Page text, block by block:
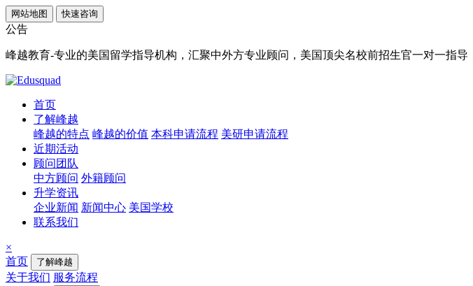
网站地图 快速咨询
公告
峰越教育-专业的美国留学指导机构，汇聚中外方专业顾问，美国顶尖名校前招生官一对一指导
首页
了解峰越
峰越的特点 峰越的价值 本科申请流程 美研申请流程
近期活动
顾问团队
中方顾问 外籍顾问
升学资讯
企业新闻 新闻中心 美国学校
联系我们
×
首页
了解峰越
关于我们 服务流程